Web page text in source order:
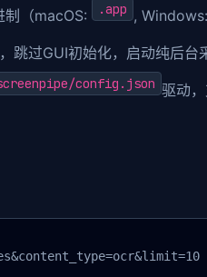
（macOS: .app , Windows:
，跳过GUI初始化，启动纯后台
config.json 驱动